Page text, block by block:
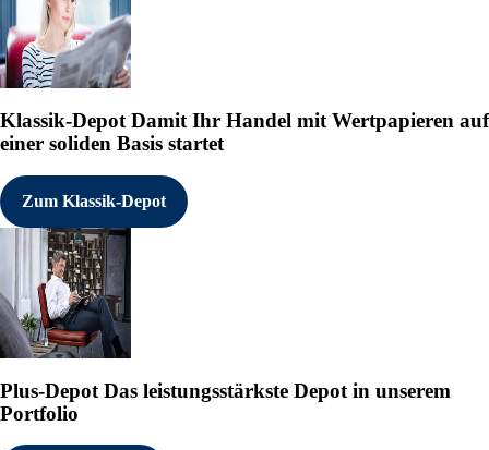
Klassik-Depot Damit Ihr Handel mit Wertpapieren auf
einer soliden Basis startet
Zum Klassik-Depot
Plus-Depot Das leistungsstärkste Depot in unserem
Portfolio